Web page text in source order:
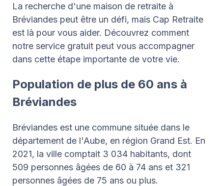
La recherche d'une maison de retraite à
Bréviandes peut être un défi, mais Cap Retraite
est là pour vous aider. Découvrez comment
notre service gratuit peut vous accompagner
dans cette étape importante de votre vie.
Population de plus de 60 ans à
Bréviandes
Bréviandes est une commune située dans le
département de l'Aube, en région Grand Est. En
2021, la ville comptait 3 034 habitants, dont
509 personnes âgées de 60 à 74 ans et 321
personnes âgées de 75 ans ou plus.